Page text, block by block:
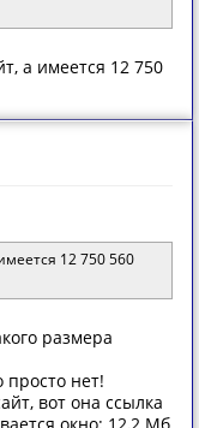
а имеется 12 750
12 750 560
размера
просто нет!
вот она ссылка